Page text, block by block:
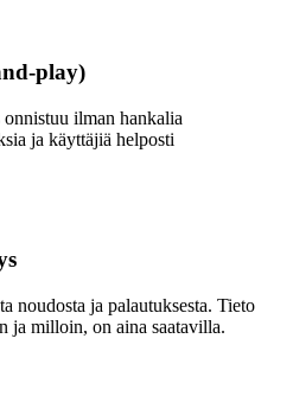
play)
ilman hankalia
ja käyttäjiä helposti
noudosta ja palautuksesta. Tieto
ja milloin, on aina saatavilla.